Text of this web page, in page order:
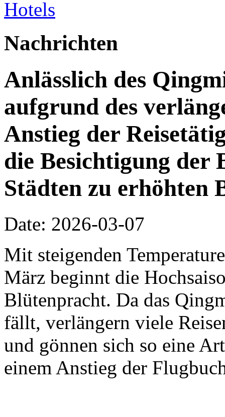
Nachrichten
Anlässlich des
aufgrund des
Anstieg der
die Besichtigung der
Städten zu erhöhten
Date: 2026-03-07
Mit steigenden
März beginnt die
Blütenpracht. Da das
fällt, verlängern viele
und gönnen sich so eine
einem Anstieg der